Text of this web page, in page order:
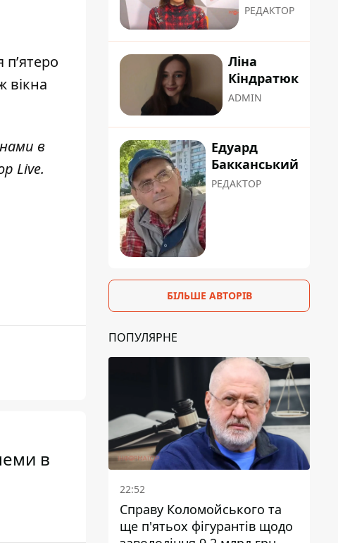
вікна
в
Live.
в
РЕДАКТОР
Ліна
Кіндратюк
ADMIN
Едуард
Бакканський
РЕДАКТОР
БІЛЬШЕ АВТОРІВ
ПОПУЛЯРНЕ
22:52
Справу Коломойського та
ще п'ятьох фігурантів щодо